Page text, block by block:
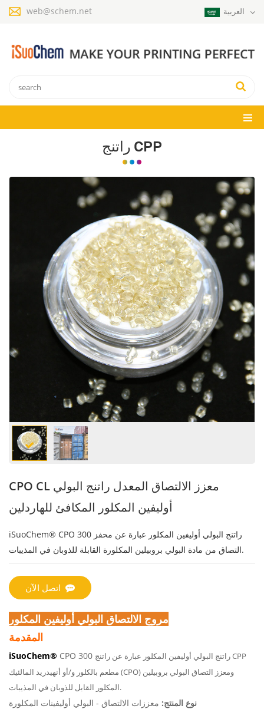
web@schem.net
راتنج CPP
CPO CL معزز الالتصاق المعدل راتنج البولي
أوليفين المكلور المكافئ للهاردلين
iSuoChem® CPO 300 راتنج البولي أوليفين المكلور عبارة عن محفز
التصاق من مادة البولي بروبيلين المكلورة القابلة للذوبان في المذيبات.
اتصل الآن
مروج الالتصاق البولي أوليفين المكلور
المقدمة
iSuoChem® CPO 300 راتنج البولي أوليفين المكلور عبارة عن راتنج CPP
مطعم بالكلور و/أو أنهيدريد المالئيك (CPO) ومعزز التصاق البولي بروبيلين
المكلور القابل للذوبان في المذيبات.
نوع المنتج: معززات الالتصاق - البولي أوليفينات المكلورة